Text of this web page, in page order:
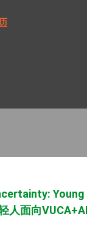
人面向